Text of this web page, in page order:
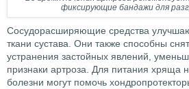
фиксирующие бандажи для
Сосудорасширяющие средства
ткани сустава. Они также способны
устранения застойных явлений,
признаки артроза. Для питания хряща
болезни могут помочь